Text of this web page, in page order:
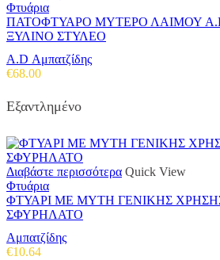
Φτυάρια
ΠΑΤΟΦΤΥΑΡΟ ΜΥΤΕΡΟ ΛΑΙΜΟΥ
ΞΥΛΙΝΟ ΣΤΥΛΕΟ
A.D Αμπατζίδης
€68.00
Εξαντλημένο
Διαβάστε περισσότερα Quick View
Φτυάρια
ΦΤΥΑΡΙ ΜΕ ΜΥΤΗ ΓΕΝΙΚΗΣ
ΣΦΥΡΗΛΑΤΟ
Αμπατζίδης
€10.64